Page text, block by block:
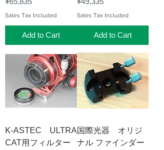
Sales Tax Included
Add to Cart
Sales Tax Included
Add to Cart
K-ASTEC ULTRA
CAT用フィルター
国際光器 オリジ
ナル ファインダー